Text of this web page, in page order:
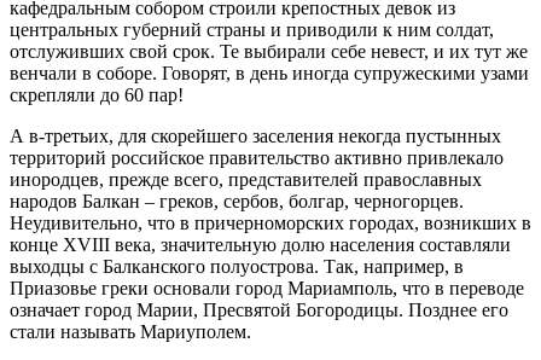
кафедральным собором строили крепостных девок из
центральных губерний страны и приводили к ним солдат,
отслуживших свой срок. Те выбирали себе невест, и их тут же
венчали в соборе. Говорят, в день иногда супружескими узами
скрепляли до 60 пар!
А в-третьих, для скорейшего заселения некогда пустынных
территорий российское правительство активно привлекало
инородцев, прежде всего, представителей православных
народов Балкан – греков, сербов, болгар, черногорцев.
Неудивительно, что в причерноморских городах, возникших в
конце XVIII века, значительную долю населения составляли
выходцы с Балканского полуострова. Так, например, в
Приазовье греки основали город Мариамполь, что в переводе
означает город Марии, Пресвятой Богородицы. Позднее его
стали называть Мариуполем.